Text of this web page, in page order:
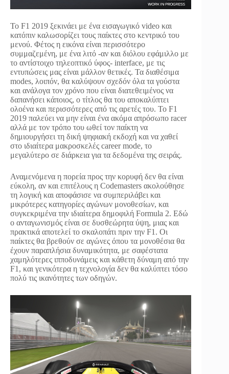
Το F1 2019 ξεκινάει με ένα εισαγωγικό video και
κατόπιν καλωσορίζει τους παίκτες στο κεντρικό του
μενού. Φέτος η εικόνα είναι περισσότερο
συμμαζεμένη, με ένα λιτό -αν και διόλου εφάμιλλο με
το αντίστοιχο τηλεοπτικό ύφος- interface, με τις
εντυπώσεις μας είναι μάλλον θετικές. Τα διαθέσιμα
modes, λοιπόν, θα καλύψουν σχεδόν όλα τα γούστα
και ανάλογα τον χρόνο που είναι διατεθειμένος να
δαπανήσει κάποιος, ο τίτλος θα του αποκαλύπτει
ολοένα και περισσότερες από τις αρετές του. Το F1
2019 παλεύει να μην είναι ένα ακόμα απρόσωπο racer
αλλά με τον τρόπο του ωθεί τον παίκτη να
δημιουργήσει τη δική ψηφιακή εκδοχή και να χαθεί
στο ιδιαίτερα μακροσκελές career mode, το
μεγαλύτερο σε διάρκεια για τα δεδομένα της σειράς.
Αναμενόμενα η πορεία προς την κορυφή δεν θα είναι
εύκολη, αν και επιτέλους η Codemasters ακολούθησε
τη λογική και αποφάσισε να συμπεριλάβει και
μικρότερες κατηγορίες αγώνων μονοθεσίων, και
συγκεκριμένα την ιδιαίτερα δημοφιλή Formula 2. Εδώ
ο ανταγωνισμός είναι σε δυσθεώρητα ύψη, μιας και
πρακτικά αποτελεί το σκαλοπάτι πριν την F1. Οι
παίκτες θα βρεθούν σε αγώνες όπου τα μονοθέσια θα
έχουν παραπλήσια δυναμικότητα, με σαφέστατα
χαμηλότερες ιπποδυνάμεις και κάθετη δύναμη από την
F1, και γενικότερα η τεχνολογία δεν θα καλύπτει τόσο
πολύ τις ικανότητες των οδηγών.